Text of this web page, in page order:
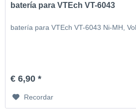
batería para VTEch VT-6043
batería para VTEch VT-6043 Ni-MH,
€ 6,90 *
Recordar